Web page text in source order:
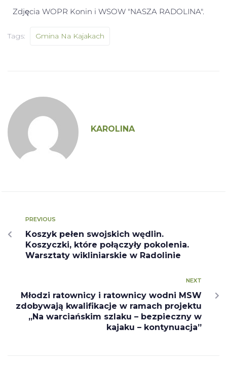
Zdjęcia WOPR Konin i WSOW "NASZA RADOLINA".
Tags: Gmina Na Kajakach
KAROLINA
PREVIOUS
Koszyk pełen swojskich wędlin.
Koszyczki, które połączyły pokolenia.
Warsztaty wikliniarskie w Radolinie
NEXT
Młodzi ratownicy i ratownicy wodni MSW
zdobywają kwalifikacje w ramach projektu
„Na warciańskim szlaku – bezpieczny w
kajaku – kontynuacja”